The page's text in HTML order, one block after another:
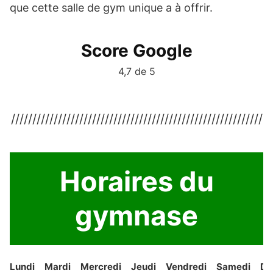
que cette salle de gym unique a à offrir.
Score Google
4,7 de 5
///////////////////////////////////////////////////////////
Horaires du
gymnase
Lundi Mardi Mercredi Jeudi Vendredi Samedi